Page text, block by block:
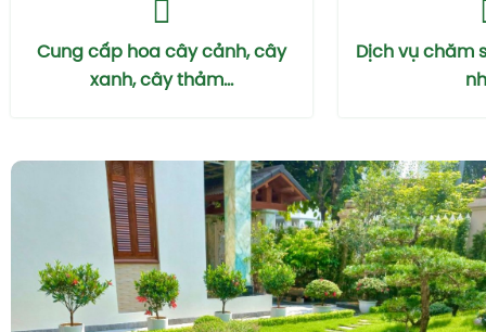
Cung cấp hoa cây cảnh, cây
xanh, cây thảm...
Dịch vụ chăm